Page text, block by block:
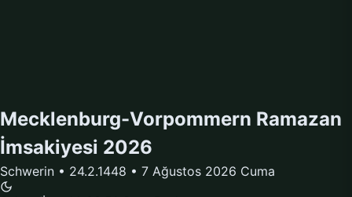
Mecklenburg-Vorpommern Ramazan
İmsakiyesi 2026
Schwerin • 24.2.1448 • 7 Ağustos 2026 Cuma